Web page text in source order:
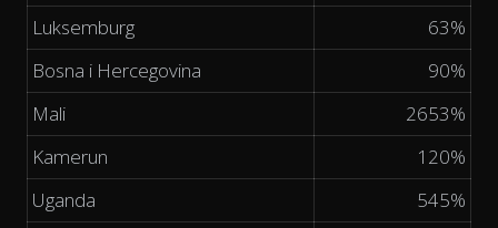
Luksemburg
63%
Bosna i Hercegovina
90%
Mali
2653%
Kamerun
120%
Uganda
545%